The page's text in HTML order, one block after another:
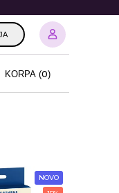
KORPA (0)
NOVO